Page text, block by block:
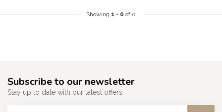
Showing 1 - 0 of 0
Subscribe to our newsletter
Stay up to date with our latest offers